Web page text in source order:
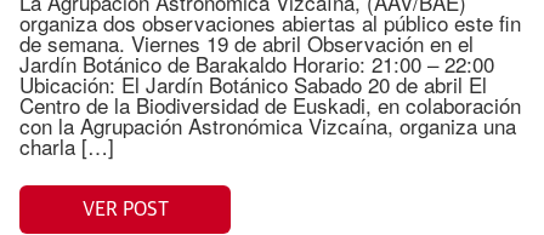
organiza dos observaciones abiertas al público este fin
de semana. Viernes 19 de abril Observación en el
Jardín Botánico de Barakaldo Horario: 21:00 – 22:00
Ubicación: El Jardín Botánico Sabado 20 de abril El
Centro de la Biodiversidad de Euskadi, en colaboración
con la Agrupación Astronómica Vizcaína, organiza una
charla […]
VER POST